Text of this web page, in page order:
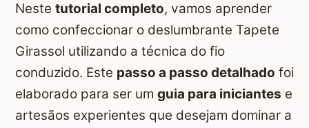
Neste tutorial completo, vamos aprender
como confeccionar o deslumbrante Tapete
Girassol utilizando a técnica do fio
conduzido. Este passo a passo detalhado foi
elaborado para ser um guia para iniciantes e
artesãos experientes que desejam dominar a